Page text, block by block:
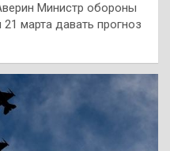
Министр обороны
марта давать прогноз